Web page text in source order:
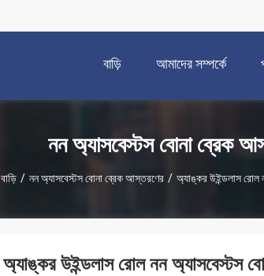
বাড়ি আমাদের সম্পর্কে
নন অ্যাসবেস্টস বোনা ব্রেক
বাড়ি / নন অ্যাসবেস্টস বোনা ব্রেক আস্তরণের / অ্যাঙ্কর উইন্ডলাস রোল
অ্যাঙ্কর উইন্ডলাস রোল নন অ্যাসবেস্টস